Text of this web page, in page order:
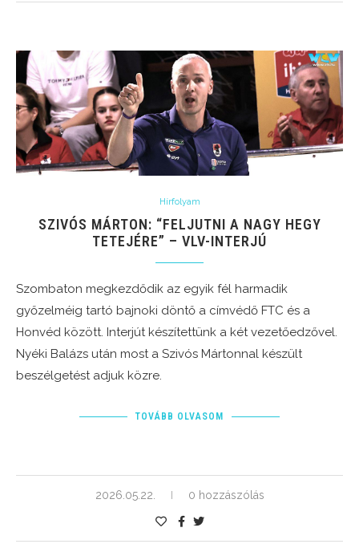
Hírfolyam
SZIVÓS MÁRTON: “FELJUTNI A NAGY HEGY
TETEJÉRE” – VLV-INTERJÚ
Szombaton megkezdődik az egyik fél harmadik
győzelméig tartó bajnoki döntő a címvédő FTC és a
Honvéd között. Interjút készítettünk a két vezetőedzővel.
Nyéki Balázs után most a Szivós Mártonnal készült
beszélgetést adjuk közre.
TOVÁBB OLVASOM
2026.05.22. 0 hozzászólás